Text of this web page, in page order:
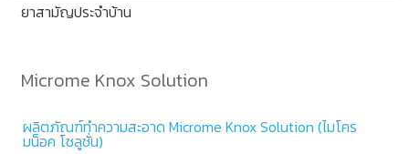
ยาสามัญประจำบ้าน
Microme Knox Solution
ผลิตภัณฑ์ทำความสะอาด Microme Knox Solution (ไมโคร
มน็อค โซลูชั่น)